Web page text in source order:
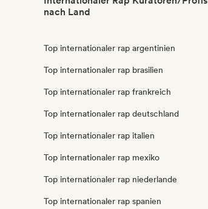
nach Land
Top internationaler rap argentinien
Top internationaler rap brasilien
Top internationaler rap frankreich
Top internationaler rap deutschland
Top internationaler rap italien
Top internationaler rap mexiko
Top internationaler rap niederlande
Top internationaler rap spanien